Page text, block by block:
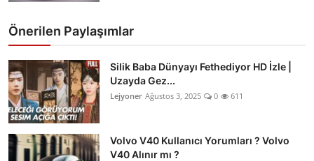
Önerilen Paylaşımlar
Silik Baba Dünyayı Fethediyor HD İzle |
Uzayda Gez...
Lejyoner Ağustos 3, 2025 0 611
Volvo V40 Kullanıcı Yorumları ? Volvo
V40 Alınır mı ?